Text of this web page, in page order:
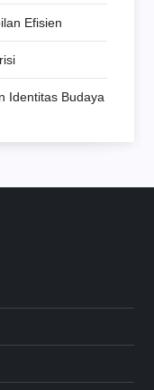
Efisien
Identitas Budaya